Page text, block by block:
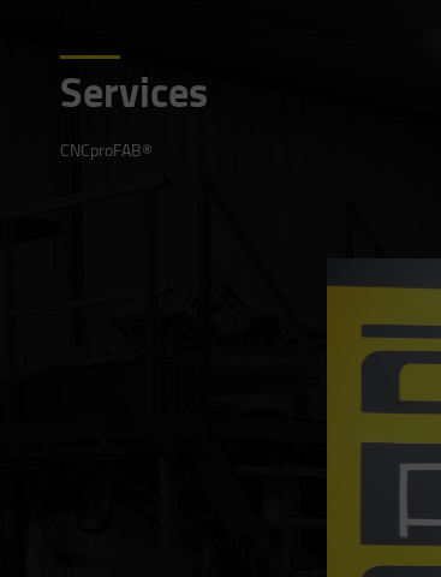
Services
CNCproFAB®